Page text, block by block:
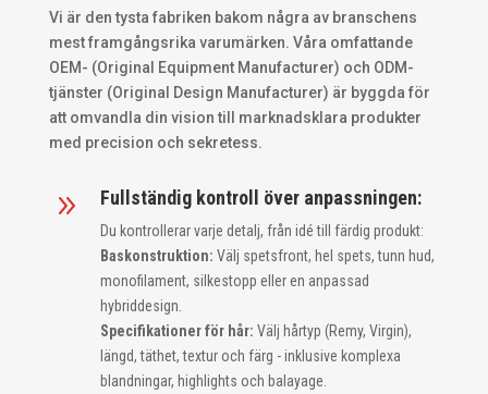
Vi är den tysta fabriken bakom några av branschens
mest framgångsrika varumärken. Våra omfattande
OEM- (Original Equipment Manufacturer) och ODM-
tjänster (Original Design Manufacturer) är byggda för
att omvandla din vision till marknadsklara produkter
med precision och sekretess.
9 Fullständig kontroll över anpassningen:
Du kontrollerar varje detalj, från idé till färdig produkt:
Baskonstruktion: Välj spetsfront, hel spets, tunn hud,
monofilament, silkestopp eller en anpassad
hybriddesign.
Specifikationer för hår: Välj hårtyp (Remy, Virgin),
längd, täthet, textur och färg - inklusive komplexa
blandningar, highlights och balayage.